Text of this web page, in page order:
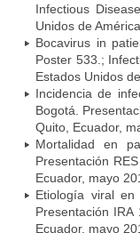
Infectious
Unidos de
Bocavirus in
Poster 533.;
Estados Unidos
Incidencia de
Bogotá.
Quito, Ecuador,
Mortalidad en
Presentación
Ecuador, mayo
Etiología viral en
Presentación
Ecuador, mayo